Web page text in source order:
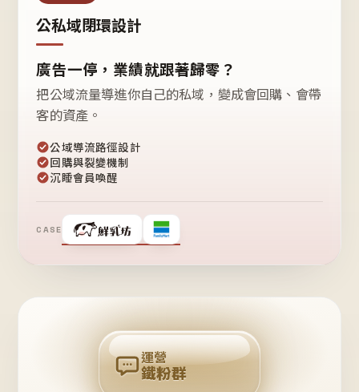
公私域閉環設計
廣告一停，業績就跟著歸零？
把公域流量導進你自己的私域，變成會回購、會帶
客的資產。
公域導流路徑設計
回購與裂變機制
沉睡會員喚醒
CASE
❤
粉
回
購
運營
鐵粉群